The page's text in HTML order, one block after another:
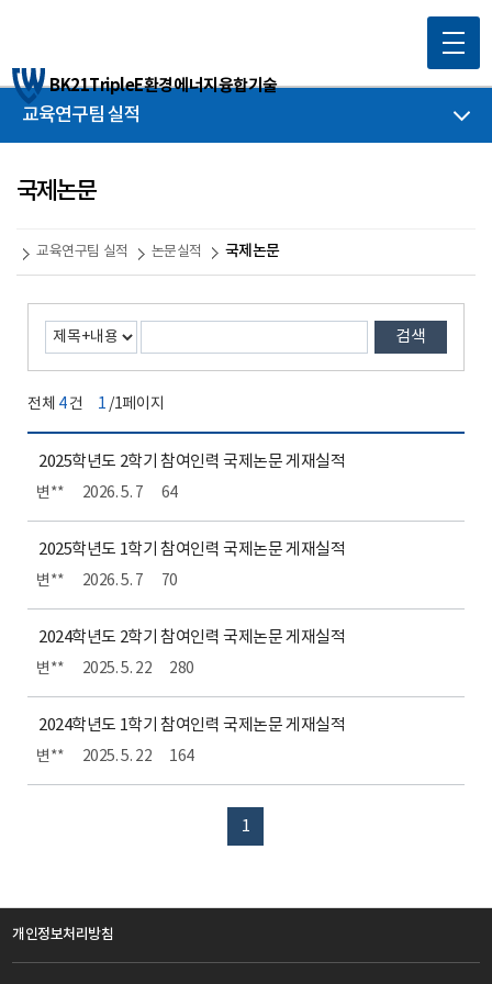
BK21TripleE환경에너지융합기술
교육연구팀 실적
국제논문
교육연구팀 실적 논문실적 국제논문
검색
전체 4건 1 /1페이지
2025학년도 2학기 참여인력 국제논문 게재실적
변** 2026. 5. 7 64
2025학년도 1학기 참여인력 국제논문 게재실적
변** 2026. 5. 7 70
2024학년도 2학기 참여인력 국제논문 게재실적
변** 2025. 5. 22 280
2024학년도 1학기 참여인력 국제논문 게재실적
변** 2025. 5. 22 164
1
개인정보처리방침